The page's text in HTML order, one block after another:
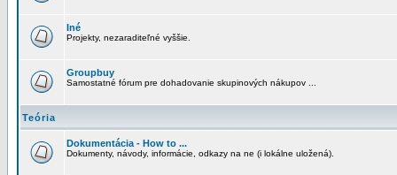
Iné
Projekty, nezaraditeľné vyššie.
Groupbuy
Samostatné fórum pre dohadovanie skupinových nákupov ...
Teória
Dokumentácia - How to ...
Dokumenty, návody, informácie, odkazy na ne (i lokálne uložená).